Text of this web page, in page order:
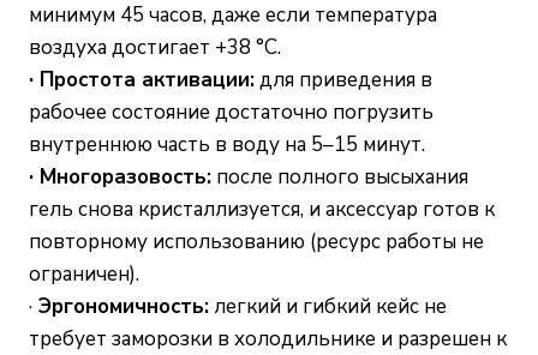
минимум 45 часов, даже если температура
воздуха достигает +38 °C.
· Простота активации:для приведения в
рабочее состояние достаточно погрузить
внутреннюю часть в воду на 5–15 минут.
· Многоразовость: после полного высыхания
гель снова кристаллизуется, и аксессуар готов к
повторному использованию (ресурс работы не
ограничен).
· Эргономичность: легкий и гибкий кейс не
требует заморозки в холодильнике и разрешен к